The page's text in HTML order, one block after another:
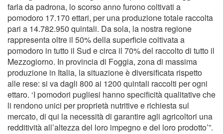
farla da padrona, lo scorso anno furono coltivati a
pomodoro 17.170 ettari, per una produzione totale raccolta
pari a 14.782.950 quintali. Da sola, la nostra regione
rappresenta oltre il 50% della superficie coltivata a
pomodoro in tutto il Sud e circa il 70% del raccolto di tutto il
Mezzogiorno. In provincia di Foggia, zona di massima
produzione in Italia, la situazione è diversificata rispetto
alle rese: si va dagli 800 ai 1200 quintali raccolti per ogni
ettaro. ‘I pomodori pugliesi hanno specificità qualitative che
li rendono unici per proprietà nutritive e richiesta sul
mercato, di qui la necessità di garantire agli agricoltori una
redditività all’altezza del loro impegno e del loro prodotto’”.